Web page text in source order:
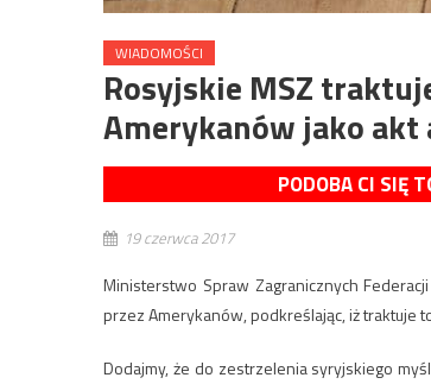
WIADOMOŚCI
Rosyjskie MSZ
Amerykanów jako akt
PODOBA CI SIĘ
19 czerwca 2017
Ministerstwo Spraw Zagranicznych
przez Amerykanów, podkreślając, iż traktuje
Dodajmy, że do zestrzelenia syryjskiego